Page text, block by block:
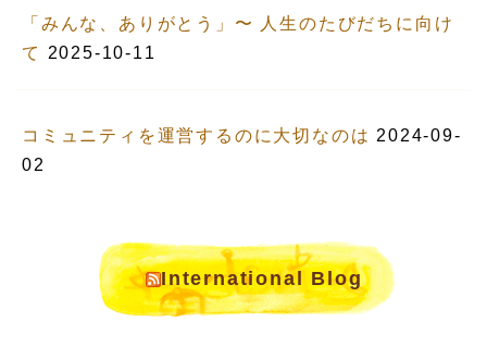
「みんな、ありがとう」〜 人生のたびだちに向け
て
2025-10-11
コミュニティを運営するのに大切なのは 2024-09-
02
International Blog